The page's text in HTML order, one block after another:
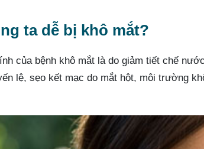
ta dễ bị khô mắt?
của bệnh khô mắt là do giảm tiết chế
lệ, sẹo kết mạc do mắt hột, môi trường